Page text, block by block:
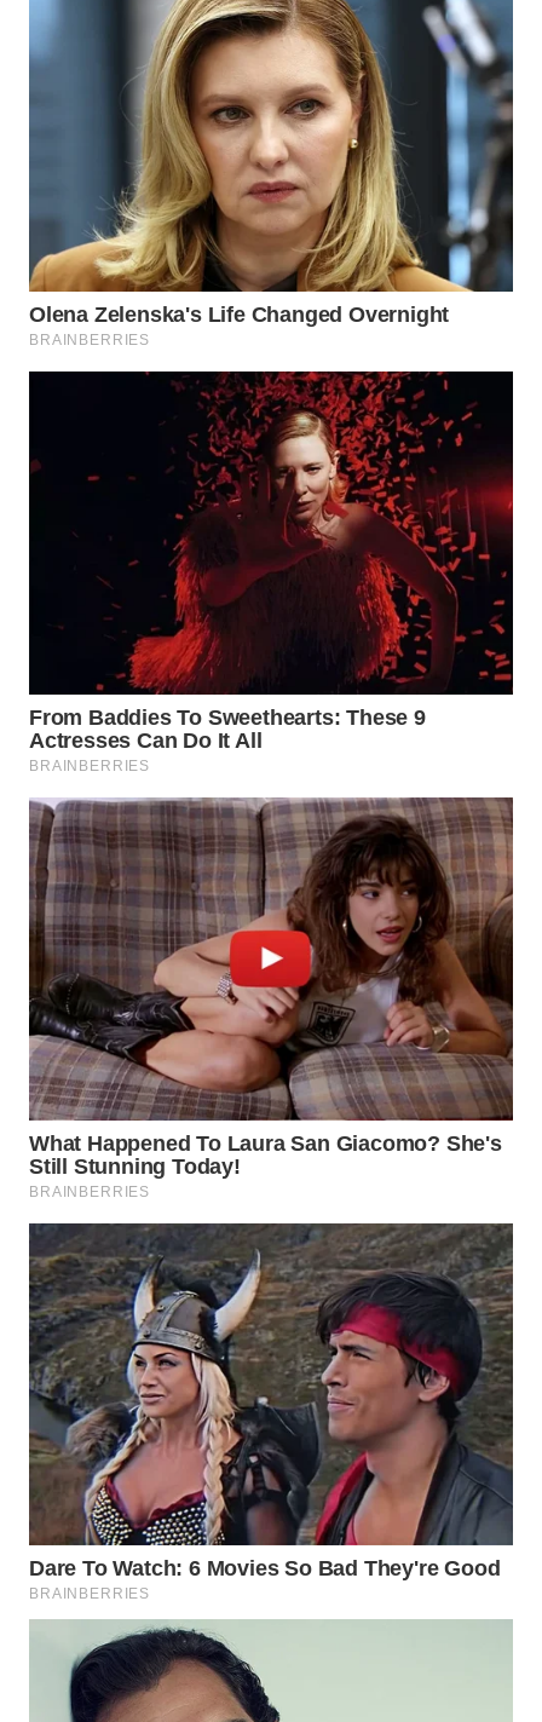
LAWAS
WN
SUMEDANG
WN
CIANJUR
SERIBU
TANGERANG
WN
CIREBON
WN
INDRAMAYU
WN
KUNINGAN
WN
MAJALENGKA
WN
SUBANG
WN
SUKABUMI
WN
PURWAKARTA
WN
PRIANGAN
TIMUR
WN
SEMARANG
WN
SOLO
WN
BOROBUDUR